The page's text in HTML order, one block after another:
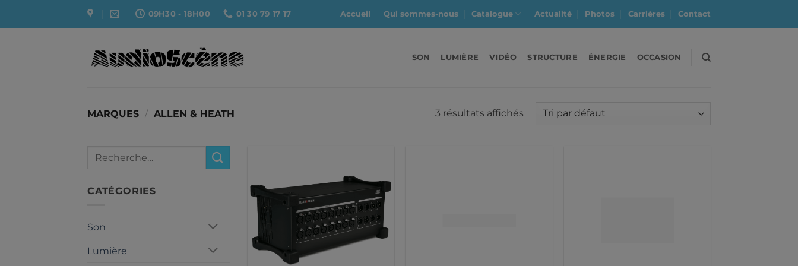
09H30 - 18H00 01 30 79 17 17 Accueil Qui sommes-nous Catalogue Actualité Photos Carrières Contact
SON LUMIÈRE VIDÉO STRUCTURE ÉNERGIE OCCASION
MARQUES / ALLEN & HEATH 3 résultats affichés
Recherche
CATÉGORIES
Son
Lumière